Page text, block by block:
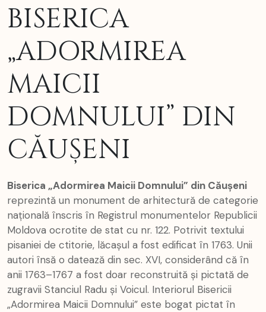
BISERICA
„ADORMIREA
MAICII
DOMNULUI” DIN
CĂUȘENI
Biserica „Adormirea Maicii Domnului” din Căușeni
reprezintă un monument de arhitectură de categorie
națională înscris în Registrul monumentelor Republicii
Moldova ocrotite de stat cu nr. 122. Potrivit textului
pisaniei de ctitorie, lăcașul a fost edificat în 1763. Unii
autori însă o datează din sec. XVI, considerând că în
anii 1763–1767 a fost doar reconstruită și pictată de
zugravii Stanciul Radu și Voicul. Interiorul Bisericii
„Adormirea Maicii Domnului” este bogat pictat în